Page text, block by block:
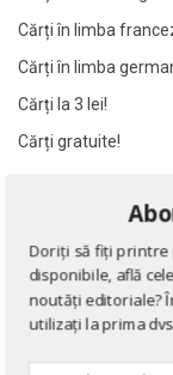
Al. Philippide
Alain
Alain Bombard
Alain Danielou
Alain
Alain Lesage
Al. Philippide
Alain
Alain Bombard
Alain Danielou
Alain
Alain Lesage
Cărți în limba
Cărți în limba
Cărți la 3 lei!
Cărți gratuite!
Eseuri
de Emil
Doriți să fiți printre
disponibile, află
noutăți editoriale?
utilizați la prima